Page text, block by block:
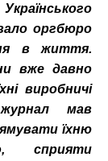
Українського
оргбюро
в життя.
вже давно
хнівиробничі
журнал
мав
їхню
, сприяти